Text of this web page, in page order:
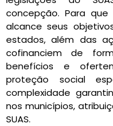
concepção. Para
alcance seus
estados, além das
cofinanciem de
benefícios e
proteção social
complexidade
nos municípios,
SUAS.